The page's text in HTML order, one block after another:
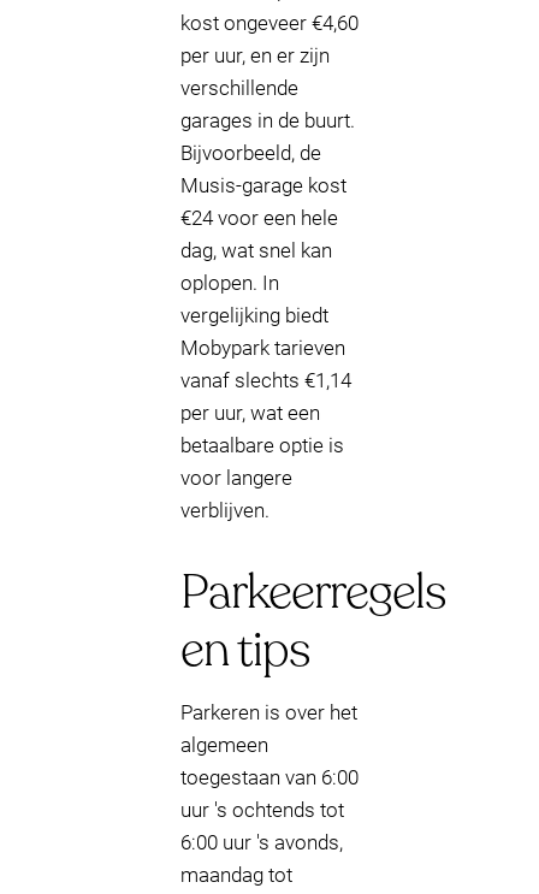
kost ongeveer €4,60
per uur, en er zijn
verschillende
garages in de buurt.
Bijvoorbeeld, de
Musis-garage kost
€24 voor een hele
dag, wat snel kan
oplopen. In
vergelijking biedt
Mobypark tarieven
vanaf slechts €1,14
per uur, wat een
betaalbare optie is
voor langere
verblijven.
Parkeerregels
en tips
Parkeren is over het
algemeen
toegestaan van 6:00
uur 's ochtends tot
6:00 uur 's avonds,
maandag tot